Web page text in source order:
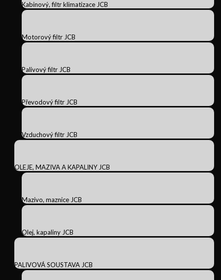
Kabinový, filtr klimatizace JCB
Motorový filtr JCB
Palivový filtr JCB
Převodový filtr JCB
Vzduchový filtr JCB
OLEJE, MAZIVA A KAPALINY JCB
Mazivo, maznice JCB
Olej, kapaliny JCB
PALIVOVÁ SOUSTAVA JCB